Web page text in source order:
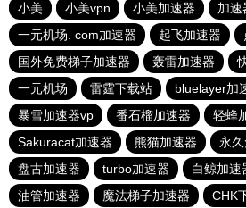
小美
小美vpn 小美加速器
加速
一元机场. com加速器
起飞加速器
国外免费梯子加速器
轰雷加速器
一元机场
雷霆下载站 bluelayer加
暴雪加速器vp
番石榴加速器
轻蜂
Sakuracat加速器
熊猫加速器
永
盘古加速器
turbo加速器 白鲸加速
油管加速器
魔法梯子加速器 CHK